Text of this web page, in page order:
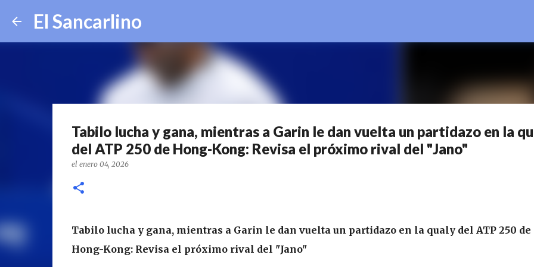
El Sancarlino
Tabilo lucha y gana, mientras a Garin le dan vuelta un partidazo en la
del ATP 250 de Hong-Kong: Revisa el próximo rival del "Jano"
el enero 04, 2026
Tabilo lucha y gana, mientras a Garin le dan vuelta un partidazo en la qualy del ATP 250 de
Hong-Kong: Revisa el próximo rival del "Jano"